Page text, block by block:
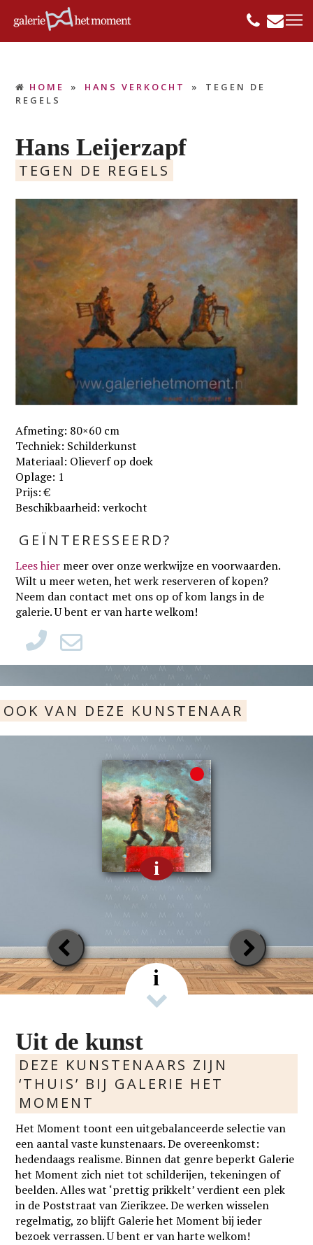
HOME » HANS VERKOCHT »
TEGEN DE
REGELS
Hans Leijerzapf
TEGEN DE REGELS
Afmeting: 80×60 cm
Techniek: Schilderkunst
Materiaal: Olieverf op doek
Oplage: 1
Prijs: €
Beschikbaarheid: verkocht
GEÏNTERESSEERD?
Lees hier meer over onze werkwijze en voorwaarden.
Wilt u meer weten, het werk reserveren of kopen?
Neem dan contact met ons op of kom langs in de
galerie. U bent er van harte welkom!
OOK VAN DEZE KUNSTENAAR
i
Previous
Slide
Next
Slide
i
Uit de kunst
DEZE KUNSTENAARS ZIJN
‘THUIS’ BIJ GALERIE HET
MOMENT
Het Moment toont een uitgebalanceerde selectie van
een aantal vaste kunstenaars. De overeenkomst:
hedendaags realisme. Binnen dat genre beperkt Galerie
het Moment zich niet tot schilderijen, tekeningen of
beelden. Alles wat ‘prettig prikkelt’ verdient een plek
in de Poststraat van Zierikzee. De werken wisselen
regelmatig, zo blijft Galerie het Moment bij ieder
bezoek verrassen. U bent er van harte welkom!